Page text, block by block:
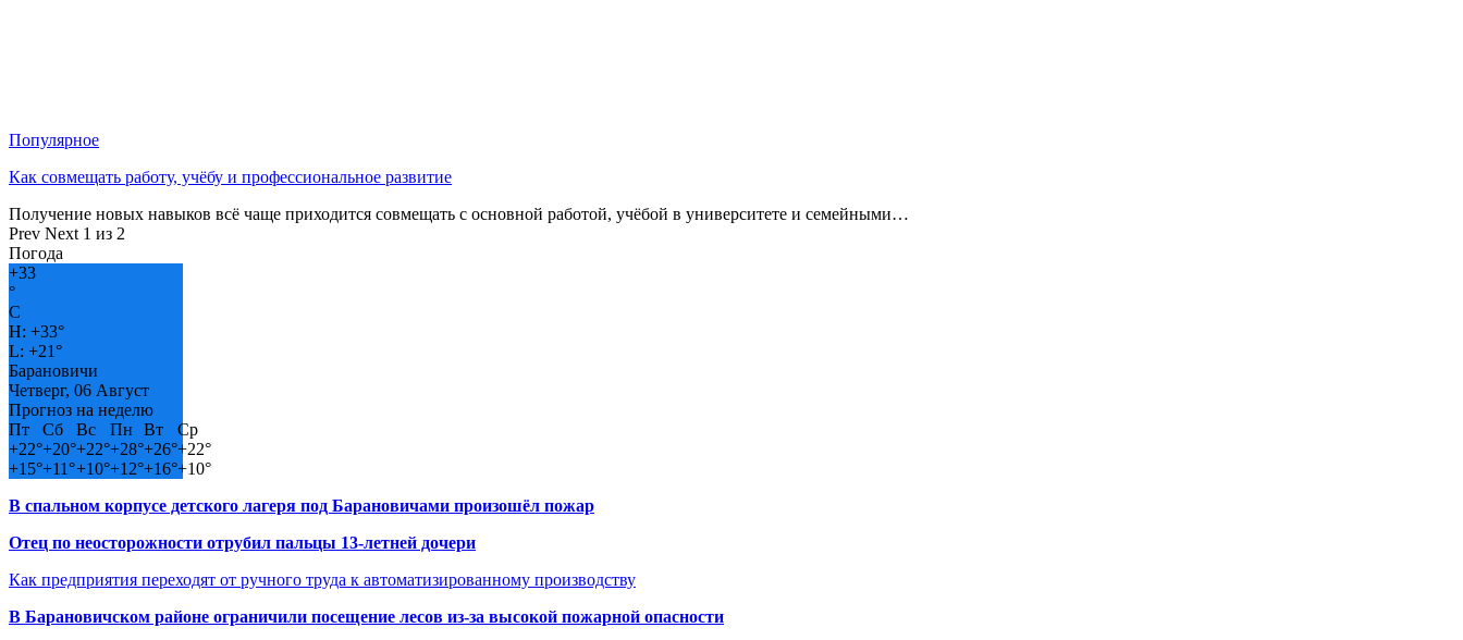
Популярное
Как совмещать работу, учёбу и профессиональное развитие
Получение новых навыков всё чаще приходится совмещать с основной работой, учёбой в университете и семейными…
Prev Next 1 из 2
Погода
+33
°
C
H: +33°
L: +21°
Барановичи
Четверг, 06 Август
Прогноз на неделю
Пт
Сб Вс Пн Вт
Ср
+22°+20°+22°+28°+26°+22°
+15°+11°+10°+12°+16°+10°
В спальном корпусе детского лагеря под Барановичами произошёл пожар
Отец по неосторожности отрубил пальцы 13-летней дочери
Как предприятия переходят от ручного труда к автоматизированному производству
В Барановичском районе ограничили посещение лесов из-за высокой пожарной опасности